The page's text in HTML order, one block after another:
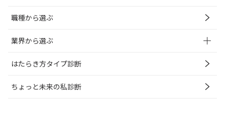
職種から選ぶ
業界から選ぶ
はたらき方タイプ診断
ちょっと未来の私診断